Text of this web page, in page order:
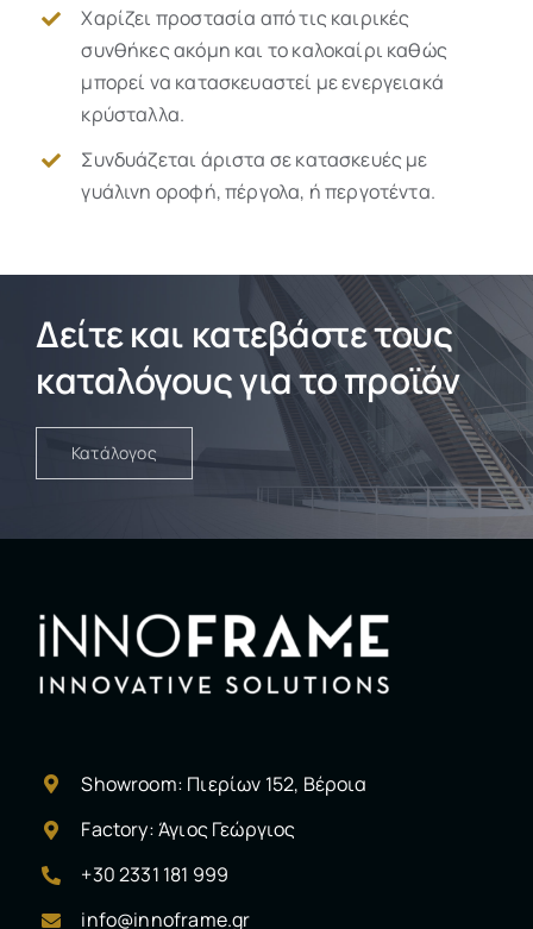
Χαρίζει προστασία από τις καιρικές
συνθήκες ακόμη και το καλοκαίρι καθώς
μπορεί να κατασκευαστεί με ενεργειακά
κρύσταλλα.
Συνδυάζεται άριστα σε κατασκευές με
γυάλινη οροφή, πέργολα, ή περγοτέντα.
Δείτε και κατεβάστε τους
καταλόγους για το προϊόν
Κατάλογος
Showroom: Πιερίων 152, Βέροια
Factory: Άγιος Γεώργιος
+30 2331 181 999
info@innoframe.gr